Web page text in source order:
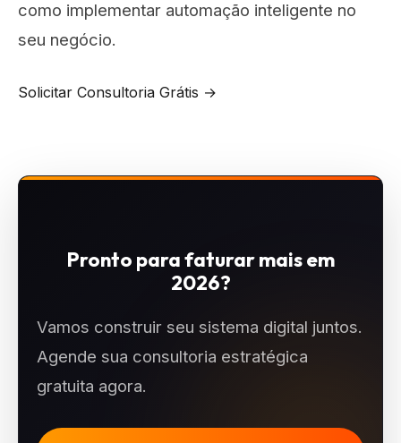
como implementar automação inteligente no
seu negócio.
Solicitar Consultoria Grátis →
Pronto para faturar mais em
2026?
Vamos construir seu sistema digital juntos.
Agende sua consultoria estratégica
gratuita agora.